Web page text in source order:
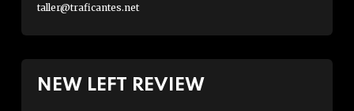
taller@traficantes.net
NEW LEFT REVIEW